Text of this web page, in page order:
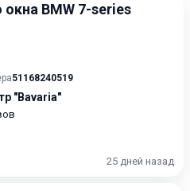
BMW 7-series
51168240519
"Bavaria"
25 дней назад